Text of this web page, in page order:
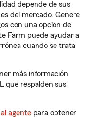
depende de sus
del mercado. Genere
con una opción de
Farm puede ayudar a
cuando se trata
más información
que respalden sus
agente para obtener